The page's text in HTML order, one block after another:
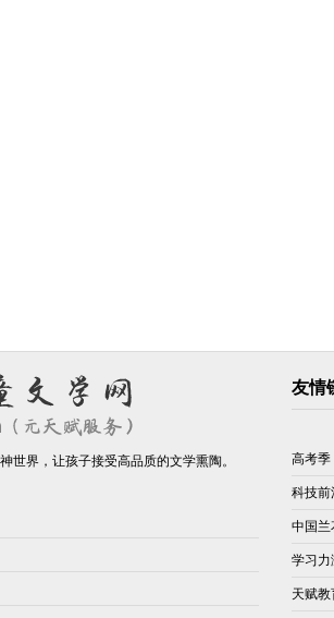
世界，让孩子接受高品质的文学熏陶。
友情
高考季
科技前
中国兰
学习力
天赋